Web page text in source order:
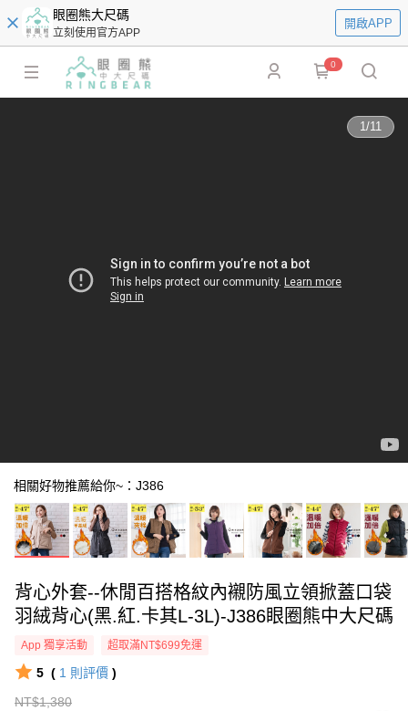
眼圈熊大尺碼
立刻使用官方APP
開啟APP
0
1/11
相關好物推薦給你~：J386
背心外套--休閒百搭格紋內襯防風立領掀蓋口袋
羽絨背心(黑.紅.卡其L-3L)-J386眼圈熊中大尺碼
App 獨享活動 超取滿NT$699免運
5 ( 1 則評價 )
NT$1,380